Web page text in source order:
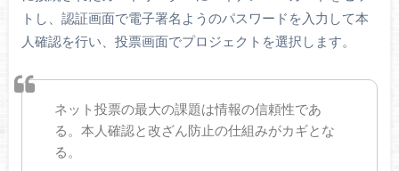
トし、認証画面で電子署名ようのパスワードを入力して本
人確認を行い、投票画面でプロジェクトを選択します。
ネット投票の最大の課題は情報の信頼性であ
る。本人確認と改ざん防止の仕組みがカギとな
る。